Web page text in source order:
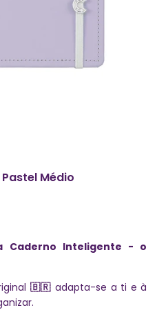
Médio
Caderno Inteligente - o
🇧🇷 adapta-se a ti e à